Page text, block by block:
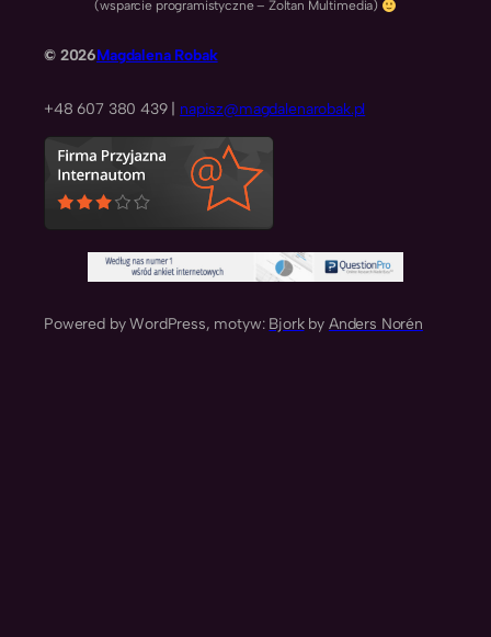
(wsparcie programistyczne – Zoltan Multimedia)
© 2026Magdalena Robak
+48 607 380 439 | napisz@magdalenarobak.pl
Powered by WordPress, motyw: Bjorkby Anders Norén